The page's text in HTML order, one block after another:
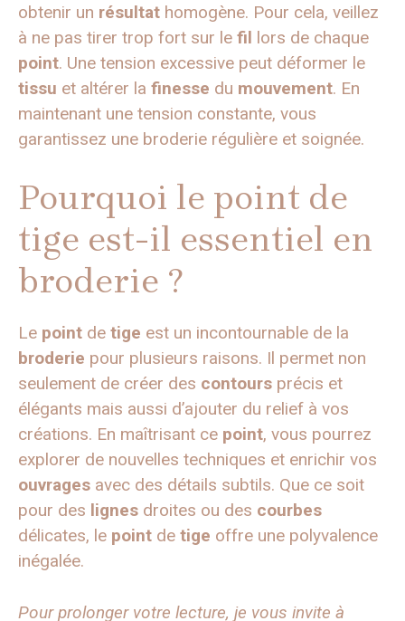
obtenir un résultat homogène. Pour cela, veillez
à ne pas tirer trop fort sur le fil lors de chaque
point. Une tension excessive peut déformer le
tissu et altérer la finesse du mouvement. En
maintenant une tension constante, vous
garantissez une broderie régulière et soignée.
Pourquoi le point de
tige est-il essentiel en
broderie ?
Le point de tige est un incontournable de la
broderie pour plusieurs raisons. Il permet non
seulement de créer des contours précis et
élégants mais aussi d’ajouter du relief à vos
créations. En maîtrisant ce point, vous pourrez
explorer de nouvelles techniques et enrichir vos
ouvrages avec des détails subtils. Que ce soit
pour des lignes droites ou des courbes
délicates, le point de tige offre une polyvalence
inégalée.
Pour prolonger votre lecture, je vous invite à